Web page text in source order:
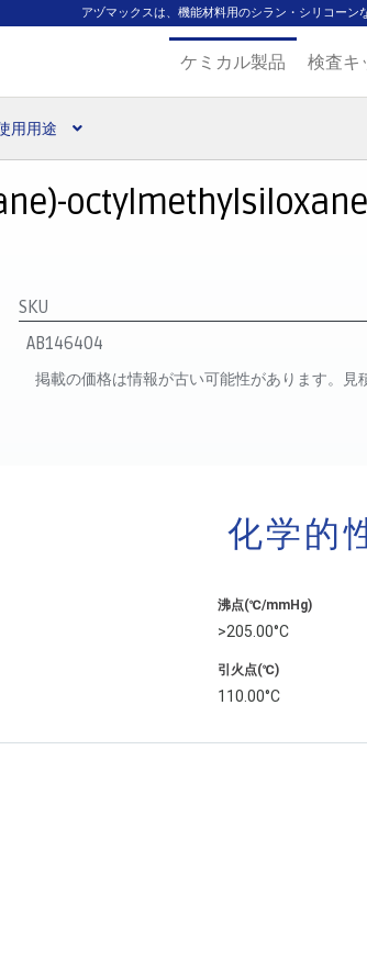
アヅマックスは、機能材料用のシラン・シリコーン
ケミカル製品 検査キ
用用途
SKU
AB146404
掲載の価格は情報が古い可能性があります。見
化学的
沸点(℃/mmHg)
>205.00°C
引火点(℃)
110.00°C